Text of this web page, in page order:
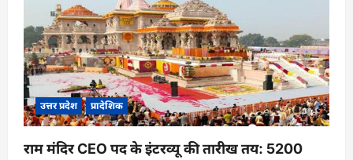
i
o
n
उत्तर प्रदेश प्रादेशिक
राम मंदिर CEO पद के इंटरव्यू की तारीख तय: 5200